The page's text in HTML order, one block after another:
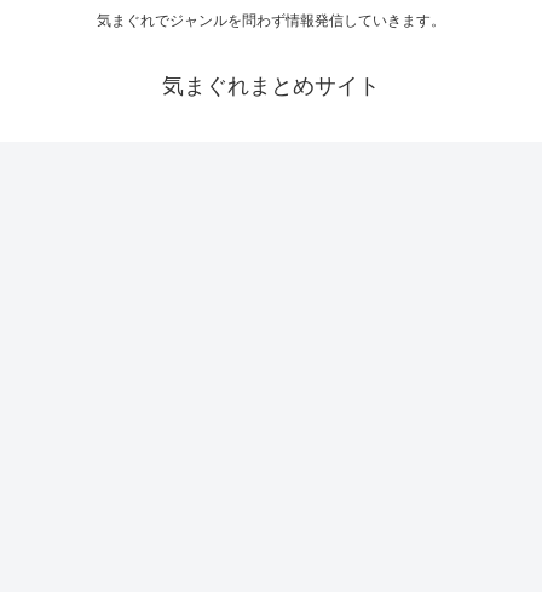
気まぐれでジャンルを問わず情報発信していきます。
気まぐれまとめサイト